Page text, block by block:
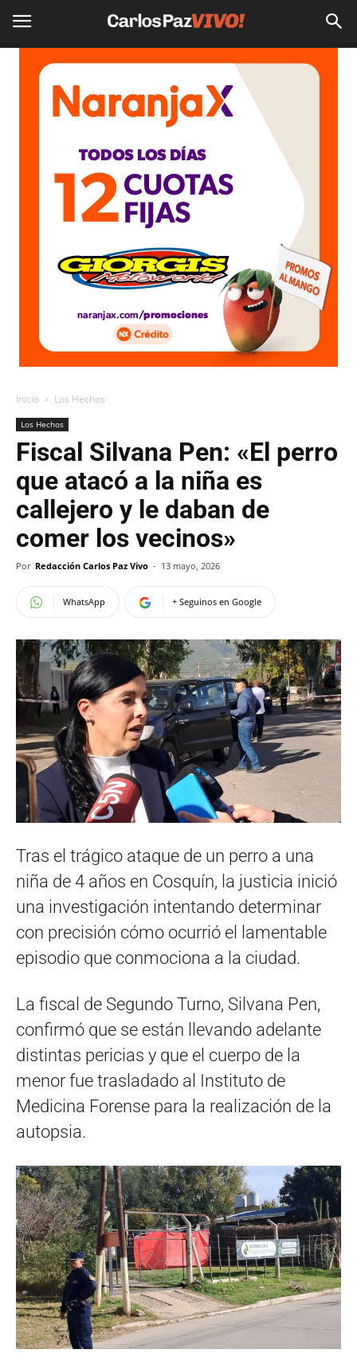
Inicio Los Hechos
Los Hechos
Fiscal Silvana Pen: «El perro
que atacó a la niña es
callejero y le daban de
comer los vecinos»
Por Redacción Carlos Paz Vivo - 13 mayo, 2026
WhatsApp + Seguinos en Google
Tras el trágico ataque de un perro a una
niña de 4 años en Cosquín, la justicia inició
una investigación intentando determinar
con precisión cómo ocurrió el lamentable
episodio que conmociona a la ciudad.
La fiscal de Segundo Turno, Silvana Pen,
confirmó que se están llevando adelante
distintas pericias y que el cuerpo de la
menor fue trasladado al Instituto de
Medicina Forense para la realización de la
autopsia.